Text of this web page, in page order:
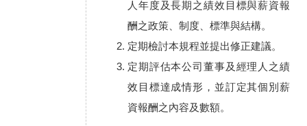
人年度及長期之績效目標與薪資報
酬之政策、制度、標準與結構。
定期檢討本規程並提出修正建議。
定期評估本公司董事及經理人之績
效目標達成情形，並訂定其個別薪
資報酬之內容及數額。